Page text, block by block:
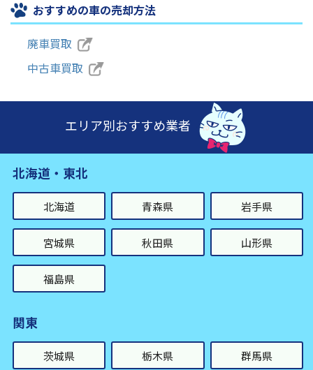
おすすめの車の売却方法
廃車買取
中古車買取
エリア別おすすめ業者
北海道・東北
北海道 青森県 岩手県
宮城県 秋田県 山形県
福島県
関東
茨城県 栃木県 群馬県